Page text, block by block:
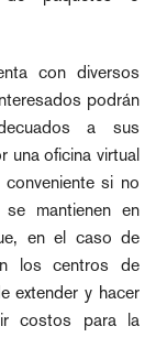
con diversos
podrán
a sus
una oficina virtual
si no
mantienen en
en el caso de
los centros de
extender y hacer
costos para la